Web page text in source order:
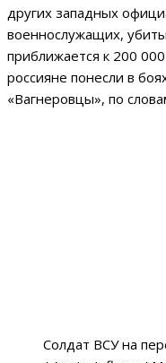
других западных
военнослужащих,
приближается к 200
россияне понесли в
«Вагнеровцы», по
Солдат ВСУ на